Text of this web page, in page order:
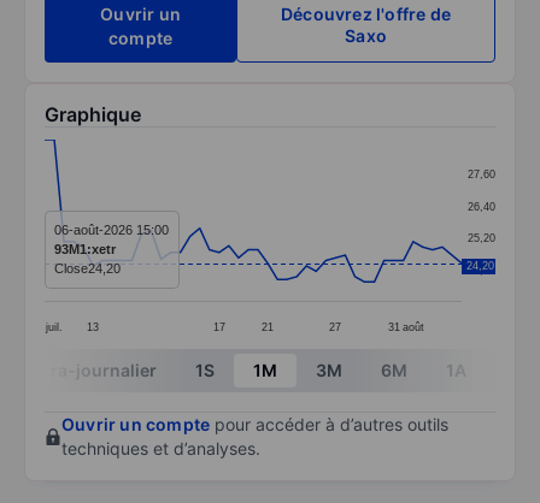
Ouvrir un
compte
Découvrez l'offre de
Saxo
Graphique
Chart
Line chart with 44 data points.
The chart has 1 X axis displaying categories.
The chart has 1 Y axis displaying values. Data
juil. 13 17 21 27 31 août
24,00
25,20
26,40
27,60
24,20
06-août-2026 15:00
93M1:xetr
Close24,20
End of interactive chart.
Intra-journalier 1S 1M 3M 6M 1A
Ouvrir un compte pour accéder à d’autres outils
techniques et d’analyses.